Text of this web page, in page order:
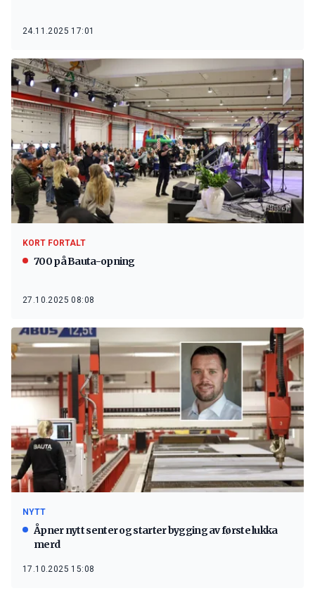
24.11.2025 17:01
KORT FORTALT
700 på Bauta-opning
27.10.2025 08:08
NYTT
Åpner nytt senter og starter bygging av første lukka
merd
17.10.2025 15:08